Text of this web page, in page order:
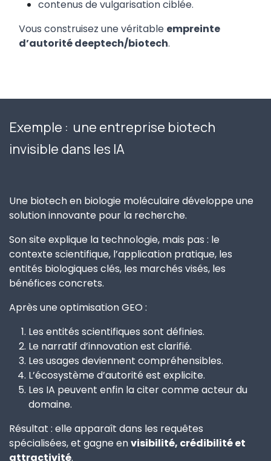
contenus de vulgarisation ciblée.
Vous construisez une véritable empreinte
d’autorité deeptech/biotech.
Exemple : une entreprise biotech
invisible dans les IA
Une biotech en biologie moléculaire développe une
solution innovante pour la recherche.
Son site explique la technologie, mais pas : le
contexte scientifique, l’application pratique, les
entités biologiques clés, les marchés visés, les
bénéfices concrets.
Après une optimisation GEO :
Les entités scientifiques sont définies.
Le narratif d’innovation est clarifié.
Les usages deviennent compréhensibles.
L’écosystème d’autorité est explicite.
Les IA peuvent enfin la citer comme acteur du
domaine.
Résultat : elle apparaît dans les requêtes
spécialisées, et gagne envisibilité, crédibilité et
attractivité.